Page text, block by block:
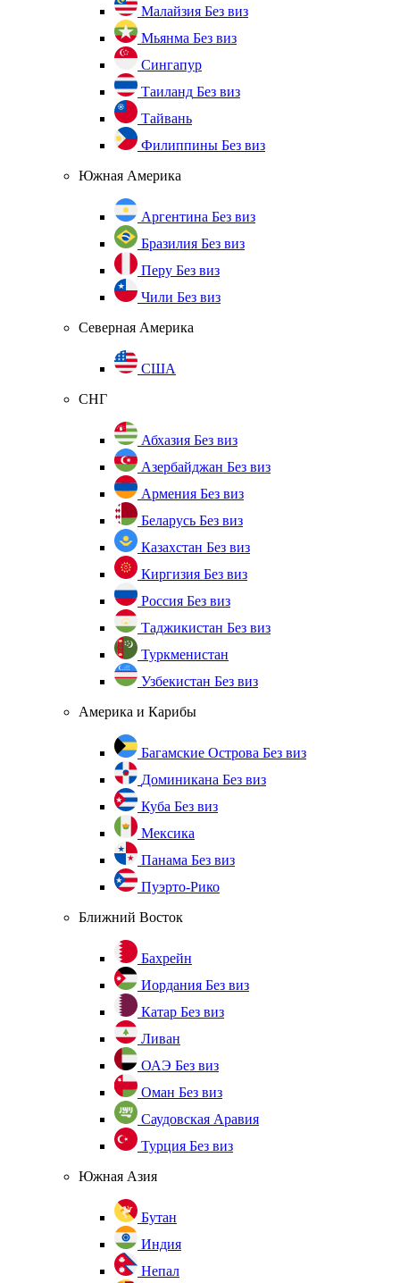
Малайзия Без виз
Мьянма Без виз
Сингапур
Таиланд Без виз
Тайвань
Филиппины Без виз
Южная Америка
Аргентина Без виз
Бразилия Без виз
Перу Без виз
Чили Без виз
Северная Америка
США
СНГ
Абхазия Без виз
Азербайджан Без виз
Армения Без виз
Беларусь Без виз
Казахстан Без виз
Киргизия Без виз
Россия Без виз
Таджикистан Без виз
Туркменистан
Узбекистан Без виз
Америка и Карибы
Багамские Острова Без виз
Доминикана Без виз
Куба Без виз
Мексика
Панама Без виз
Пуэрто-Рико
Ближний Восток
Бахрейн
Иордания Без виз
Катар Без виз
Ливан
ОАЭ Без виз
Оман Без виз
Саудовская Аравия
Турция Без виз
Южная Азия
Бутан
Индия
Непал